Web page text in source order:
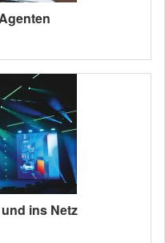
ins Netz